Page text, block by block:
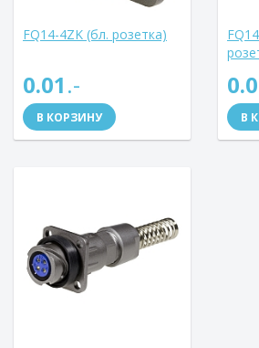
FQ14-4ZK (бл. розетка)
0.01.-
В КОРЗИНУ В